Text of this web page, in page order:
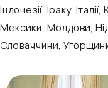
Індонезії, Іраку,
Мексики, Молдови,
Словаччини,